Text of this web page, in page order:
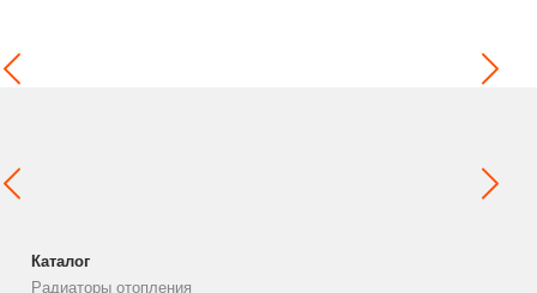
Каталог
Радиаторы отопления